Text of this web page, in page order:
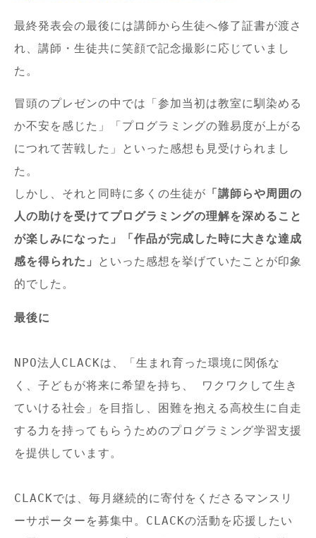
最終発表会の最後には講師から生徒へ修了証書が渡さ
れ、講師・生徒共に笑顔で記念撮影に応じていまし
た。
冒頭のプレゼンの中では「参加当初は教室に馴染める
か不安を感じた」「プログラミングの難易度が上がる
につれて苦戦した」といった感想も見受けられまし
た。
しかし、それと同時に多くの生徒が 「講師らや周囲の
人の助けを受けてプログラミングの理解を深めること
が楽しみになった」「作品が完成した時に大きな達成
感を得られた」
といった感想を挙げていたことが印象
的でした。
最後に
NPO法人CLACKは、「生まれ育った環境に関係な
く、子どもが将来に希望を持ち、 ワクワクして生き
ていける社会」を目指し、困難を抱える高校生に自走
する力を持ってもらうためのプログラミング学習支援
を提供しています。
CLACKでは、毎月継続的に寄付をくださるマンスリ
ーサポーターを募集中。CLACKの活動を応援したい